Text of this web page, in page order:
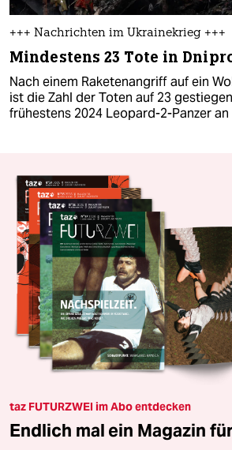
+++ Nachrichten im Ukrainekrieg +++
Mindestens 23 Tote in
Nach einem Raketenangriff auf ein
ist die Zahl der Toten auf 23
frühestens 2024 Leopard-2-Panzer
taz FUTURZWEI im Abo entdecken
Endlich mal ein Magazin